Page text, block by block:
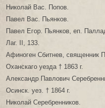
Николай Вас. Попов.
Павел Вас. Пьянков.
Павел Егор. Пьянков, еп.
Лаг. II, 133.
Афиноген Сбитнев, священник
Оханскаго уезда † 1863 г.
Александр Павлович
Осинск. уез. † 1864 г.
Николай Серебренников.